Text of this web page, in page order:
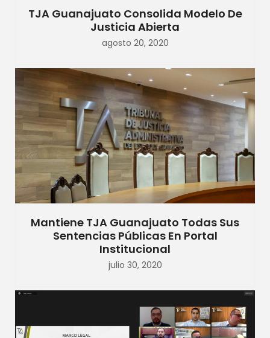
TJA Guanajuato Consolida Modelo De
Justicia Abierta
agosto 20, 2020
Mantiene TJA Guanajuato Todas Sus
Sentencias Públicas En Portal
Institucional
julio 30, 2020